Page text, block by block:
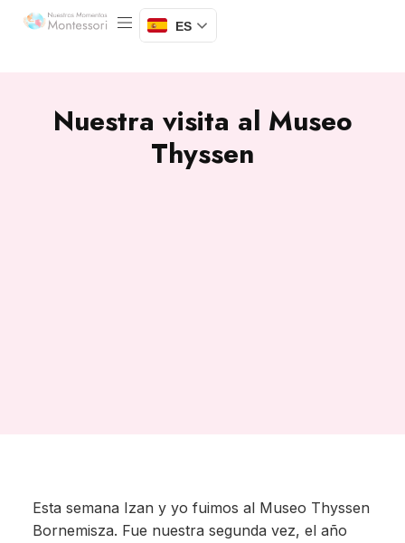
ES
Nuestra visita al Museo
Thyssen
Esta semana Izan y yo fuimos al Museo Thyssen
Bornemisza. Fue nuestra segunda vez, el año